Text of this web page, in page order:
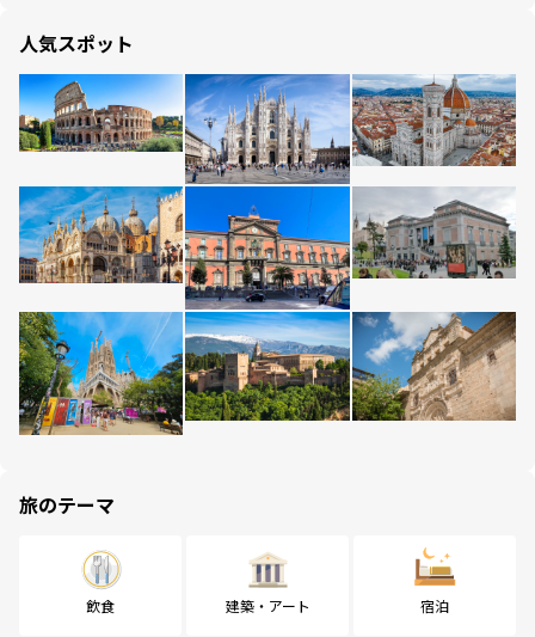
人気スポット
旅のテーマ
飲食 建築・アート 宿泊